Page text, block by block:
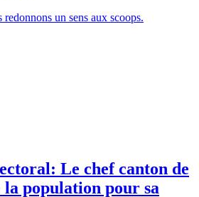
Le chef canton de
population pour sa